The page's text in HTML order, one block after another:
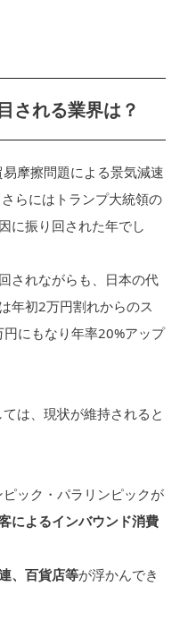
される業界は？
摩擦問題による景気減速
らにはトランプ大統領の
に振り回された年でし
されながらも、日本の代
年初2万円割れからのス
にもなり年率20%アップ
は、現状が維持されると
ック・パラリンピックが
によるインバウンド消費
、百貨店等が浮かんでき